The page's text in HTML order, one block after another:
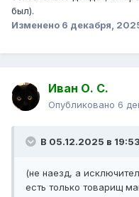
был).
Изменено 6 декабря,
Иван О. С.
Опубликовано 6
В 05.12.2025 в
(не наезд, а
есть только товарищ